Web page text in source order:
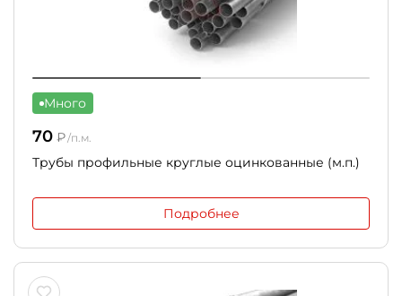
Много
70 ₽/п.м.
Трубы профильные круглые оцинкованные (м.п.)
Подробнее